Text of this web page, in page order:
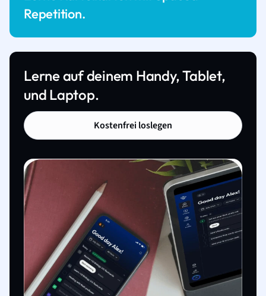
Repetition.
Lerne auf deinem Handy, Tablet,
und Laptop.
Kostenfrei loslegen